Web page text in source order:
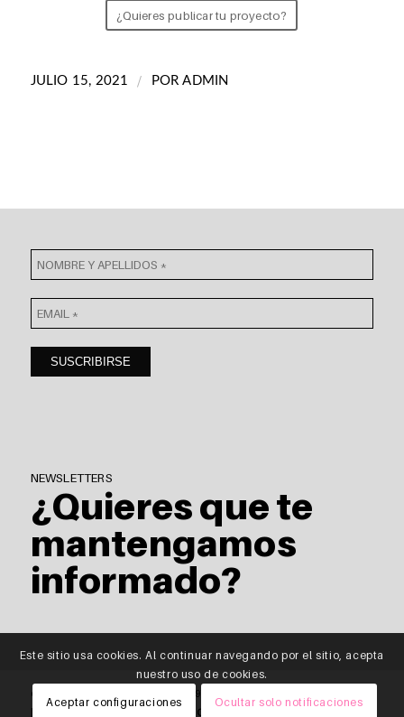
¿Quieres publicar tu proyecto?
JULIO 15, 2021 / PORADMIN
NEWSLETTERS
¿Quieres que te
mantengamos
informado?
© Copyright - saitra / HOMING \ | 976 818 512 |
|
Política de privacidad de datos Cabo de
Este sitio usa cookies. Al continuar navegando por el sitio, acepta
nuestro uso de cookies.
Aceptar configuraciones Ocultar solo notificaciones